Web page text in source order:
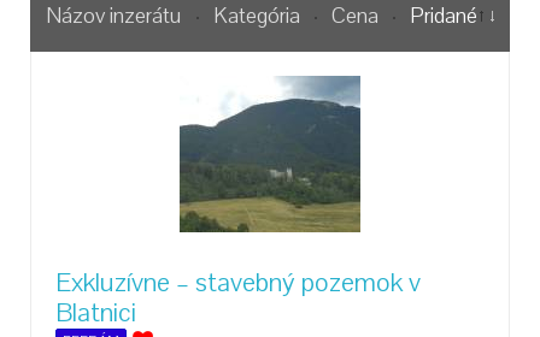
Názov inzerátu Kategória Cena Pridané
Exkluzívne – stavebný pozemok v
Blatnici